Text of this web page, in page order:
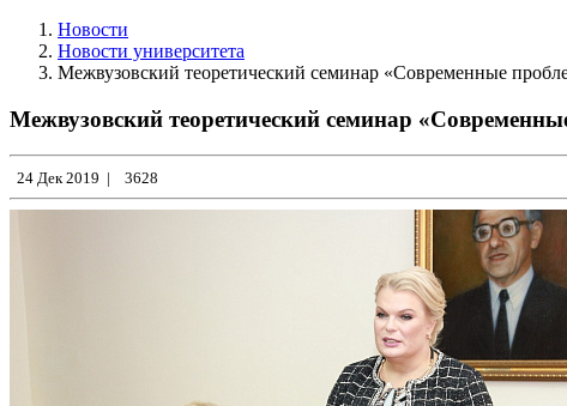
Новости
Новости университета
Межвузовский теоретический семинар «Современные
Межвузовский теоретический семинар
24 Дек 2019 | 3628